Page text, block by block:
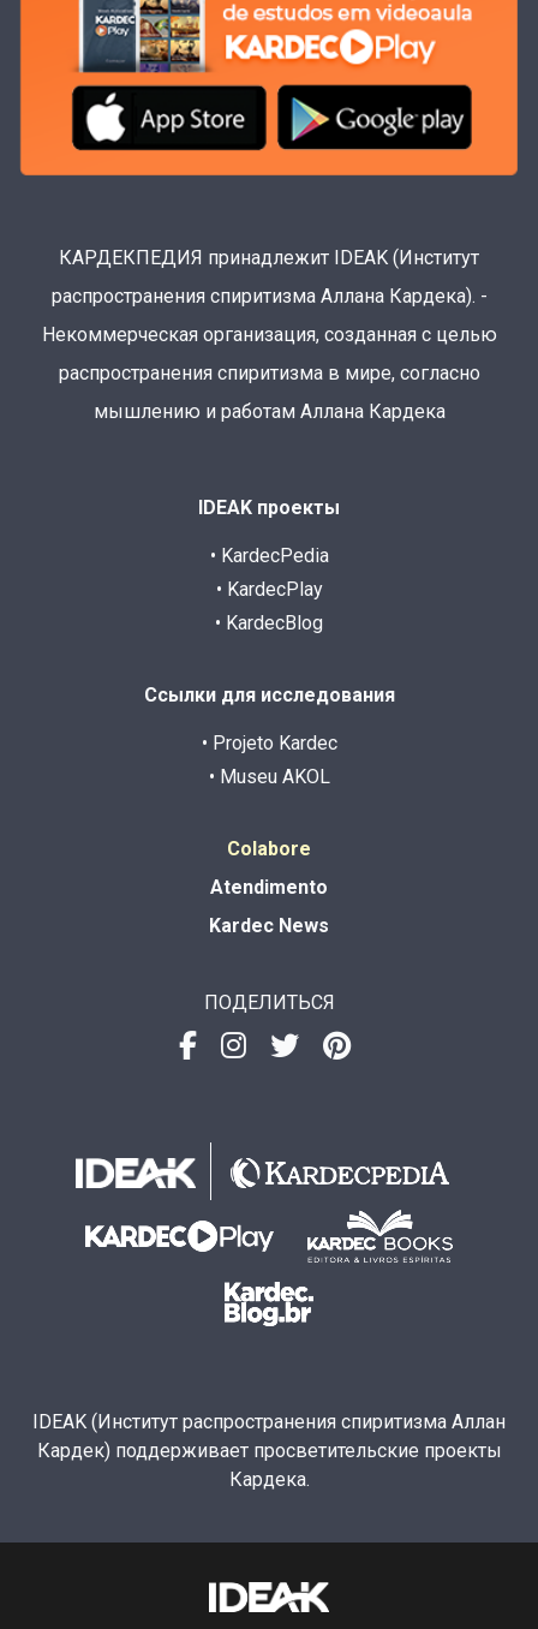
КАРДЕКПЕДИЯ принадлежит IDEAK (Институт
распространения спиритизма Аллана Кардека). -
Некоммерческая организация, созданная с целью
распространения спиритизма в мире, согласно
мышлению и работам Аллана Кардека
IDEAK проекты
• KardecPedia
• KardecPlay
• KardecBlog
Ссылки для исследования
• Projeto Kardec
• Museu AKOL
Colabore
Atendimento
Kardec News
ПОДЕЛИТЬСЯ
IDEAK (Институт распространения спиритизма Аллан
Кардек) поддерживает просветительские проекты
Кардека.